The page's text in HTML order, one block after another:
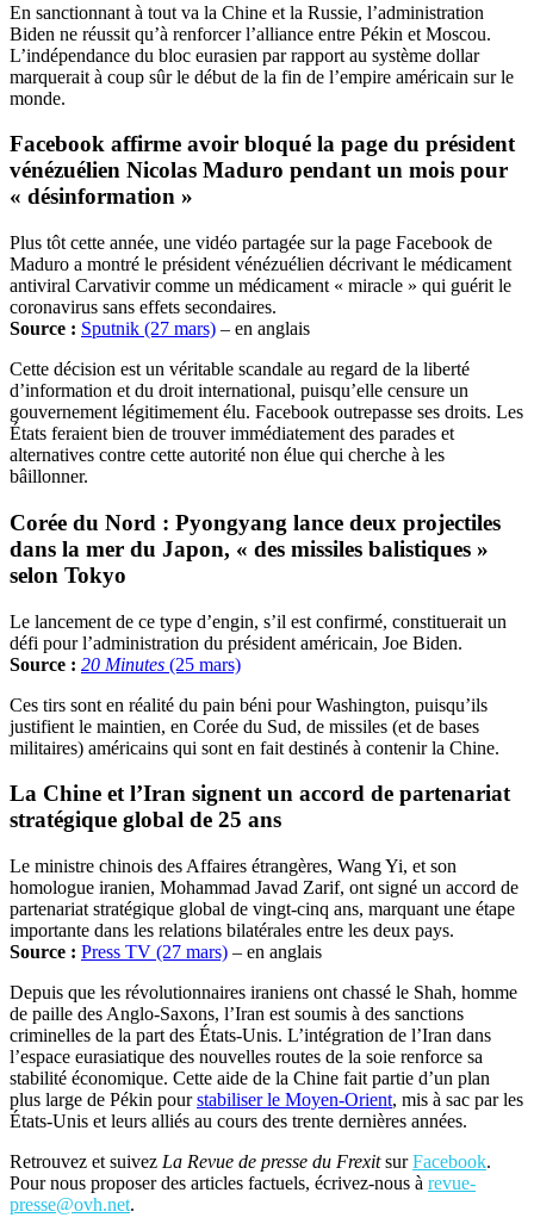
En sanctionnant à tout va la Chine et la Russie, l’administration
Biden ne réussit qu’à renforcer l’alliance entre Pékin et Moscou.
L’indépendance du bloc eurasien par rapport au système dollar
marquerait à coup sûr le début de la fin de l’empire américain sur le
monde.
Facebook affirme avoir bloqué la page du président
vénézuélien Nicolas Maduro pendant un mois pour
« désinformation »‎
‎‎Plus tôt cette année, une vidéo partagée sur la page Facebook de
Maduro a montré le président vénézuélien décrivant le médicament
antiviral Carvativir comme un médicament « miracle » qui guérit le
coronavirus sans effets secondaires.
Source : Sputnik (27 mars) – en anglais
Cette décision est un véritable scandale au regard de la liberté
d’information et du droit international, puisqu’elle censure un
gouvernement légitimement élu. Facebook outrepasse ses droits. Les
États feraient bien de trouver immédiatement des parades et
alternatives contre cette autorité non élue qui cherche à les
bâillonner.
Corée du Nord : Pyongyang lance deux projectiles
dans la mer du Japon, « des missiles balistiques »
selon Tokyo
Le lancement de ce type d’engin, s’il est confirmé, constituerait un
défi pour l’administration du président américain, Joe Biden.
Source : 20 Minutes (25 mars)
Ces tirs sont en réalité du pain béni pour Washington, puisqu’ils
justifient le maintien, en Corée du Sud, de missiles (et de bases
militaires) américains qui sont en fait destinés à contenir la Chine.
‎La Chine et l’Iran signent un accord de partenariat
stratégique global de 25 ans‎
‎Le ministre chinois des Affaires étrangères, Wang Yi, et son
homologue iranien, Mohammad Javad Zarif, ont signé un accord de
partenariat stratégique global de vingt-cinq ans, marquant une étape
importante dans les relations bilatérales entre les deux pays.
Source : Press TV (27 mars) – en anglais
Depuis que les révolutionnaires iraniens ont chassé le Shah, homme
de paille des Anglo-Saxons, l’Iran est soumis à des sanctions
criminelles de la part des États-Unis. L’intégration de l’Iran dans
l’espace eurasiatique des nouvelles routes de la soie renforce sa
stabilité économique. Cette aide de la Chine fait partie d’un plan
plus large de Pékin pourstabiliser le Moyen-Orient, mis à sac par les
États-Unis et leurs alliés au cours des trente dernières années.
Retrouvez et suivez La Revue de presse du FrexitsurFacebook.
Pour nous proposer des articles factuels, écrivez-nous à revue-
presse@ovh.net.